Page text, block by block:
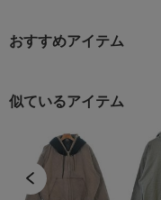
おすすめアイテム